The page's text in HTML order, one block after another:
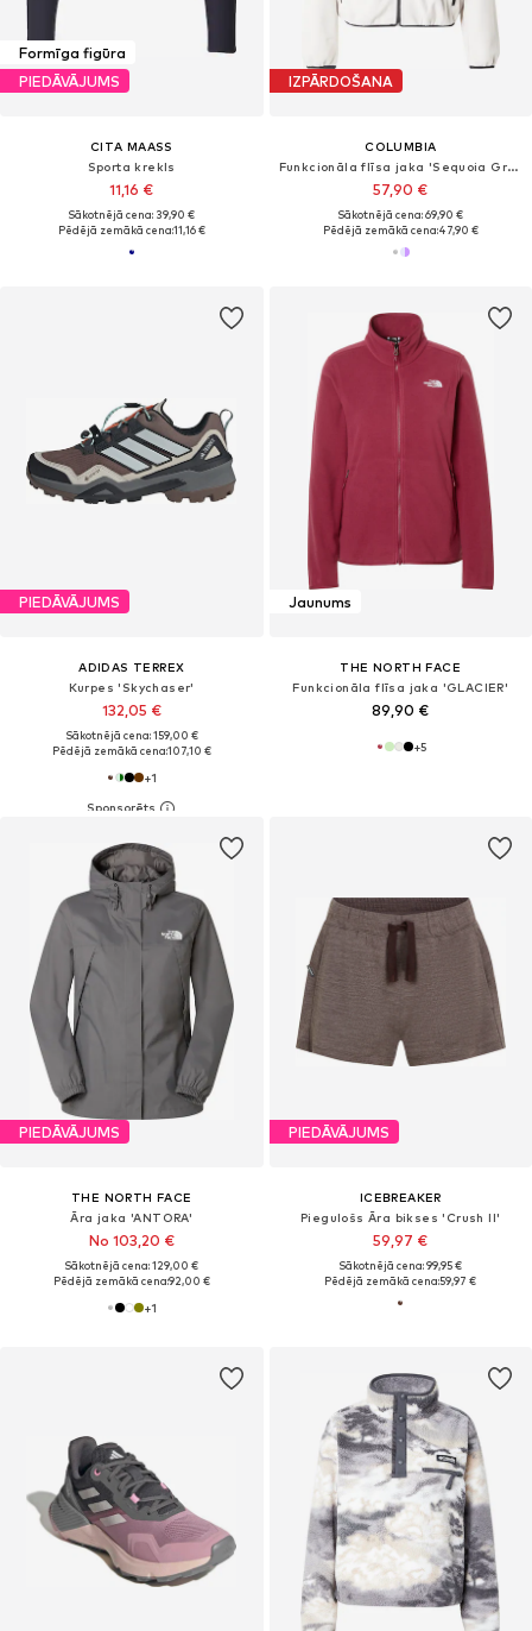
Formīga figūra
PIEDĀVĀJUMS
CITA MAASS
Sporta krekls
11,16 €
Sākotnējā cena: 39,90 €
Pēdējā zemākā cena:11,16 €
IZPĀRDOŠANA
COLUMBIA
Funkcionāla flīsa jaka 'Sequoia Grove'
57,90 €
Sākotnējā cena: 69,90 €
Pēdējā zemākā cena:47,90 €
PIEDĀVĀJUMS
ADIDAS TERREX
Kurpes 'Skychaser'
132,05 €
Sākotnējā cena: 159,00 €
Pēdējā zemākā cena:107,10 €
+1
Jaunums
THE NORTH FACE
Funkcionāla flīsa jaka 'GLACIER'
89,90 €
+5
PIEDĀVĀJUMS
THE NORTH FACE
Āra jaka 'ANTORA'
No 103,20 €
Sākotnējā cena: 129,00 €
Pēdējā zemākā cena:92,00 €
+1
PIEDĀVĀJUMS
ICEBREAKER
Piegulošs Āra bikses 'Crush II'
59,97 €
Sākotnējā cena: 99,95 €
Pēdējā zemākā cena:59,97 €